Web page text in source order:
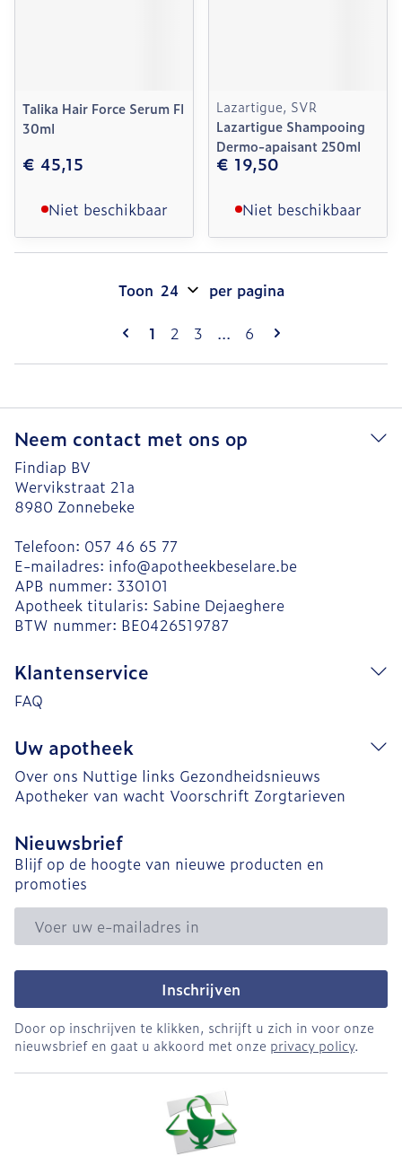
Talika Hair Force Serum Fl
30ml
€ 45,15
Niet beschikbaar
Lazartigue, SVR
Lazartigue Shampooing
Dermo-apaisant 250ml
€ 19,50
Niet beschikbaar
Pagina's
U lees momenteel pagina
1 Pagina
2 Pagina
3 ... Pagina
6
Toon per pagina
Neem contact met ons op
Findiap BV
Wervikstraat 21a
8980 Zonnebeke
Telefoon: 057 46 65 77
E-mailadres: info@apotheekbeselare.be
APB nummer: 330101
Apotheek titularis: Sabine Dejaeghere
BTW nummer: BE0426519787
Klantenservice
FAQ
Uw apotheek
Over ons Nuttige links Gezondheidsnieuws
Apotheker van wacht Voorschrift Zorgtarieven
Nieuwsbrief
Blijf op de hoogte van nieuwe producten en
promoties
E-mail adres
Inschrijven
Door op inschrijven te klikken, schrijft u zich in voor onze
nieuwsbrief en gaat u akkoord met onze privacy policy.